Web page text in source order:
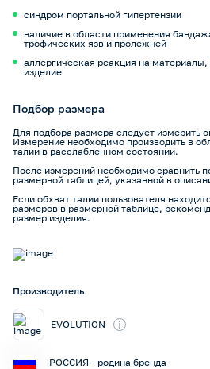
синдром портальной гипертензии
наличие в области применения
трофических язв и пролежней
аллергическая реакция на материалы,
изделие
Подбор размера
Для подбора размера следует измерить
Измерение необходимо производить в
талии в расслабленном состоянии.
После измерений необходимо сравнить
размерной таблицей, указанной в
Если обхват талии пользователя
размеров в размерной таблице,
размер изделия.
Производитель
EVOLUTION i
РОССИЯ - родина бренда